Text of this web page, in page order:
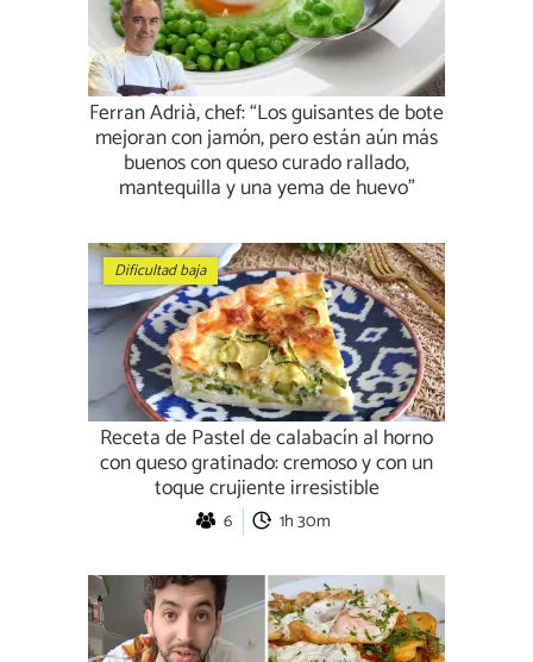
Ferran Adrià, chef: “Los guisantes de bote
mejoran con jamón, pero están aún más
buenos con queso curado rallado,
mantequilla y una yema de huevo”
Dificultad baja
Receta de Pastel de calabacín al horno
con queso gratinado: cremoso y con un
toque crujiente irresistible
6 1h 30m